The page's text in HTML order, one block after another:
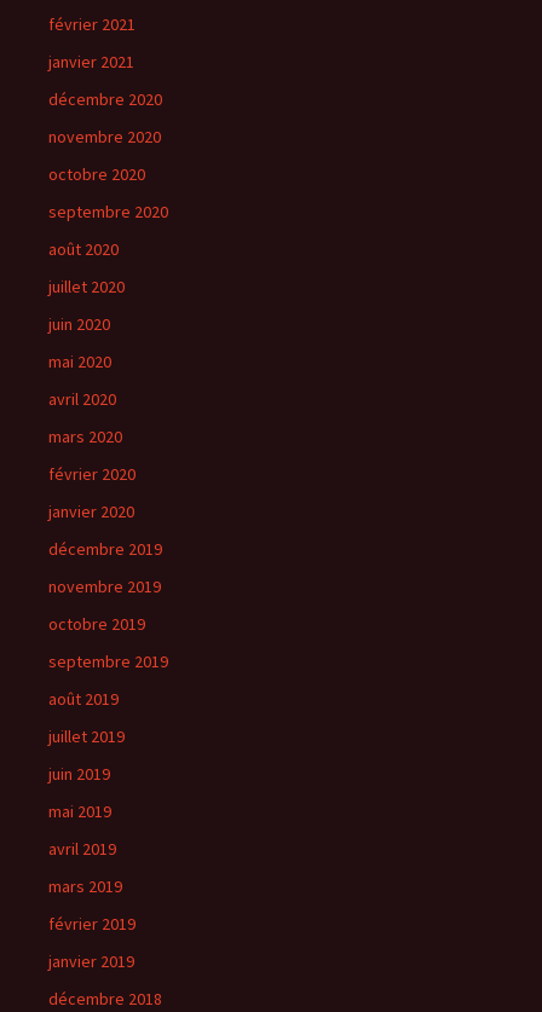
février 2021
janvier 2021
décembre 2020
novembre 2020
octobre 2020
septembre 2020
août 2020
juillet 2020
juin 2020
mai 2020
avril 2020
mars 2020
février 2020
janvier 2020
décembre 2019
novembre 2019
octobre 2019
septembre 2019
août 2019
juillet 2019
juin 2019
mai 2019
avril 2019
mars 2019
février 2019
janvier 2019
décembre 2018